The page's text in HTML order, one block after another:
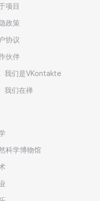
项目
政策
协议
伙伴
我们是VKontakte
我们在禅
科学博物馆